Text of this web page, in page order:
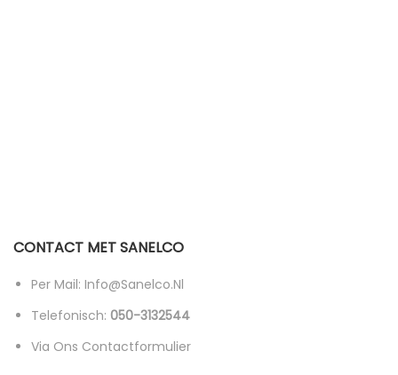
CONTACT MET SANELCO
Per Mail: Info@sanelco.nl
Telefonisch: 050-3132544
Via Ons Contactformulier